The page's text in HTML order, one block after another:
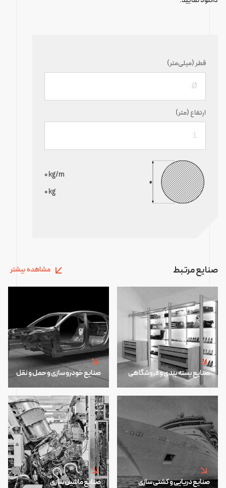
قطر (میلی‌متر)
ارتفاع (متر)
0kg/m
0kg
صنایع مرتبط مشاهده بیشتر
صنایع بسته بندی و فروشگاهی صنایع خودرو سازی و حمل و نقل
صنایع دریایی و کشتی سازی صنایع ماشین سازی